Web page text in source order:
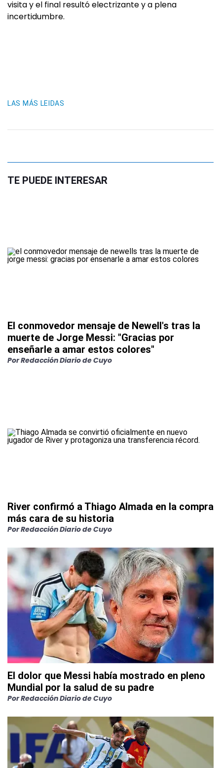
visita y el final resultó electrizante y a plena
incertidumbre.
LAS MÁS LEIDAS
TE PUEDE INTERESAR
El conmovedor mensaje de Newell's tras la
muerte de Jorge Messi: "Gracias por
enseñarle a amar estos colores"
PorRedacción Diario de Cuyo
River confirmó a Thiago Almada en la compra
más cara de su historia
PorRedacción Diario de Cuyo
El dolor que Messi había mostrado en pleno
Mundial por la salud de su padre
PorRedacción Diario de Cuyo